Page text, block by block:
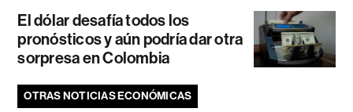
El dólar desafía todos los
pronósticos y aún podría dar otra
sorpresa en Colombia
OTRAS NOTICIAS ECONÓMICAS